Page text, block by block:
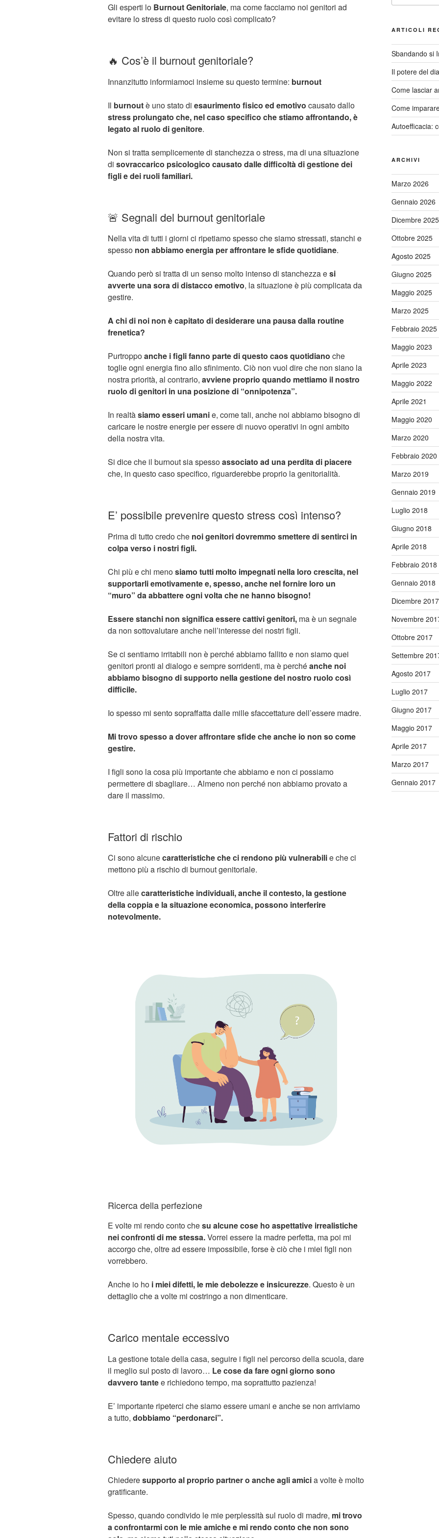
Gli esperti lo Burnout Genitoriale, ma come facciamo noi genitori ad
evitare lo stress di questo ruolo così complicato?
🔥 Cos’è il burnout genitoriale?
Innanzitutto informiamoci insieme su questo termine: burnout
Il burnoutè uno stato di esaurimento fisico ed emotivo causato dallo
stress prolungato che, nel caso specifico che stiamo affrontando, è
legato al ruolo di genitore.
Non si tratta semplicemente di stanchezza o stress, ma di una situazione
di sovraccarico psicologico causato dalle difficoltà di gestione dei
figli e dei ruoli familiari.
🚨 Segnali del burnout genitoriale
Nella vita di tutti i giorni ci ripetiamo spesso che siamo stressati, stanchi e
spesso non abbiamo energia per affrontare le sfide quotidiane.
Quando però si tratta di un senso molto intenso di stanchezza esi
avverte una sora di distacco emotivo, la situazione è più complicata da
gestire.
A chi di noi non è capitato di desiderare una pausa dalla routine
frenetica?
Purtroppoanche i figli fanno parte di questo caos quotidiano che
toglie ogni energia fino allo sfinimento. Ciò non vuol dire che non siano la
nostra priorità, al contrario, avviene proprio quando mettiamo il nostro
ruolo di genitori in una posizione di “onnipotenza”.
In realtàsiamo esseri umanie, come tali, anche noi abbiamo bisogno di
caricare le nostre energie per essere di nuovo operativi in ogni ambito
della nostra vita.
Si dice che il burnout sia spessoassociato ad una perdita di piacere
che, in questo caso specifico, riguarderebbe proprio la genitorialità.
E’ possibile prevenire questo stress così intenso?
Prima di tutto credo che noi genitori dovremmo smettere di sentirci in
colpa verso i nostri figli.
Chi più e chi menosiamo tutti molto impegnati nella loro crescita, nel
supportarli emotivamente e, spesso, anche nel fornire loro un
“muro” da abbattere ogni volta che ne hanno bisogno!
Essere stanchi non significa essere cattivi genitori, ma è un segnale
da non sottovalutare anche nell’interesse dei nostri figli.
Se ci sentiamo irritabili non è perché abbiamo fallito e non siamo quei
genitori pronti al dialogo e sempre sorridenti, ma è perchéanche noi
abbiamo bisogno di supporto nella gestione del nostro ruolo così
difficile.
Io spesso mi sento sopraffatta dalle mille sfaccettature dell’essere madre.
Mi trovo spesso a dover affrontare sfide che anche io non so come
gestire.
I figli sono la cosa più importante che abbiamo e non ci possiamo
permettere di sbagliare… Almeno non perché non abbiamo provato a
dare il massimo.
Fattori di rischio
Ci sono alcunecaratteristiche che ci rendono più vulnerabilie che ci
mettono più a rischio di burnout genitoriale.
Oltre allecaratteristiche individuali, anche il contesto, la gestione
della coppia e la situazione economica, possono interferire
notevolmente.
Ricerca della perfezione
E volte mi rendo conto chesu alcune cose ho aspettative irrealistiche
nei confronti di me stessa.Vorrei essere la madre perfetta, ma poi mi
accorgo che, oltre ad essere impossibile, forse è ciò che i miei figli non
vorrebbero.
Anche io ho i miei difetti, le mie debolezze e insicurezze. Questo è un
dettaglio che a volte mi costringo a non dimenticare.
Carico mentale eccessivo
La gestione totale della casa, seguire i figli nel percorso della scuola, dare
il meglio sul posto di lavoro… Le cose da fare ogni giorno sono
davvero tantee richiedono tempo, ma soprattutto pazienza!
E’ importante ripeterci che siamo essere umani e anche se non arriviamo
a tutto, dobbiamo “perdonarci”.
Chiedere aiuto
Chiederesupporto al proprio partner o anche agli amicia volte è molto
gratificante.
Spesso, quando condivido le mie perplessità sul ruolo di madre, mi trovo
a confrontarmi con le mie amiche e mi rendo conto che non sono
ARTICOLI
Sbandando si
Il potere del
Come lasciar
Come
Autoefficacia:
ARCHIVI
Marzo 2026
Gennaio 2026
Dicembre 2025
Ottobre 2025
Agosto 2025
Giugno 2025
Maggio 2025
Marzo 2025
Febbraio 2025
Maggio 2023
Aprile 2023
Maggio 2022
Aprile 2021
Maggio 2020
Marzo 2020
Febbraio 2020
Marzo 2019
Gennaio 2019
Luglio 2018
Giugno 2018
Aprile 2018
Febbraio 2018
Gennaio 2018
Dicembre 2017
Novembre
Ottobre 2017
Settembre
Agosto 2017
Luglio 2017
Giugno 2017
Maggio 2017
Aprile 2017
Marzo 2017
Gennaio 2017